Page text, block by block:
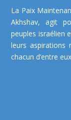
La Paix
Akhshav, agit
peuples israélien
leurs aspirations
chacun d’entre